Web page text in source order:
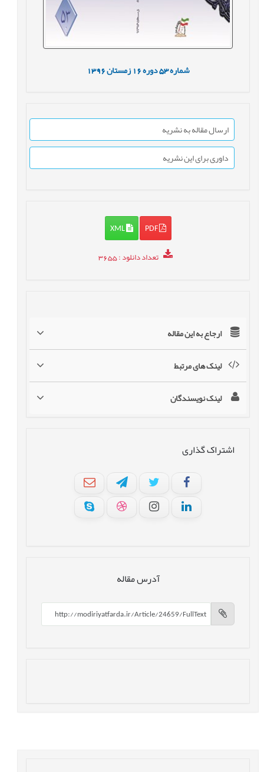
شماره53 دوره16 زمستان1396
ارسال مقاله به نشریه
داوری برای این نشریه
PDF
XML
تعداد دانلود: 3655
ارجاع به این مقاله
لینک های مرتبط
لینک نویسندگان
اشتراک گذاری
آدرس مقاله